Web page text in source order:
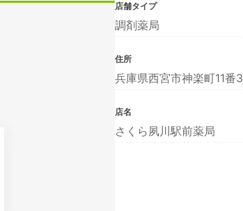
店舗タイプ
調剤薬局
住所
兵庫県西宮市神楽町11番3
店名
さくら夙川駅前薬局